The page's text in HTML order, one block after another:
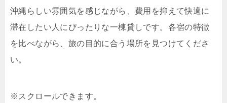
沖縄らしい雰囲気を感じながら、費用を抑えて快適に
滞在したい人にぴったりな一棟貸しです。各宿の特徴
を比べながら、旅の目的に合う場所を見つけてくださ
い。